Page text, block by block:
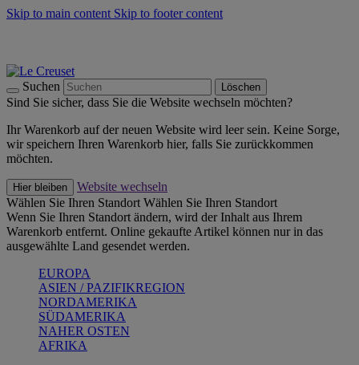
Skip to main content Skip to footer content
Suchen Löschen
Sind Sie sicher, dass Sie die Website wechseln möchten?
Ihr Warenkorb auf der neuen Website wird leer sein. Keine Sorge,
wir speichern Ihren Warenkorb hier, falls Sie zurückkommen
möchten.
Hier bleiben
Website wechseln
Wählen Sie Ihren Standort Wählen Sie Ihren Standort
Wenn Sie Ihren Standort ändern, wird der Inhalt aus Ihrem
Warenkorb entfernt. Online gekaufte Artikel können nur in das
ausgewählte Land gesendet werden.
EUROPA
ASIEN / PAZIFIKREGION
NORDAMERIKA
SÜDAMERIKA
NAHER OSTEN
AFRIKA